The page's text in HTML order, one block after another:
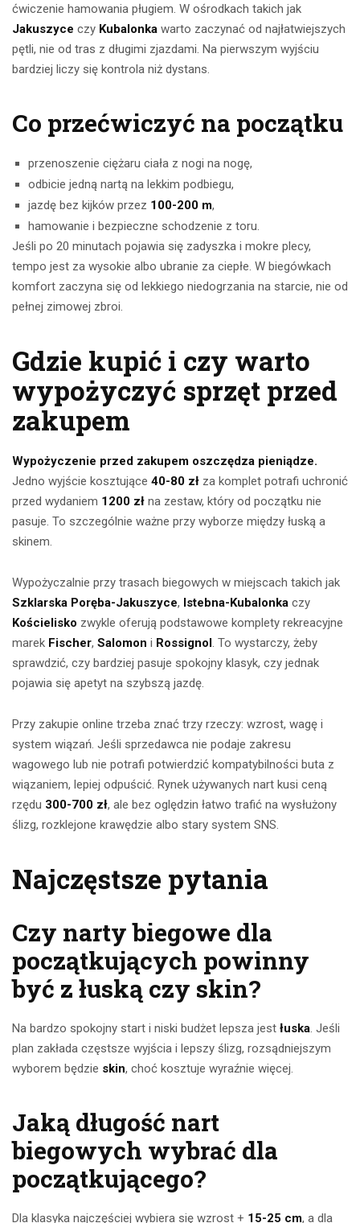
ćwiczenie hamowania pługiem. W ośrodkach takich jak
Jakuszyce czy Kubalonka warto zaczynać od najłatwiejszych
pętli, nie od tras z długimi zjazdami. Na pierwszym wyjściu
bardziej liczy się kontrola niż dystans.
Co przećwiczyć na początku
przenoszenie ciężaru ciała z nogi na nogę,
odbicie jedną nartą na lekkim podbiegu,
jazdę bez kijków przez 100-200 m,
hamowanie i bezpieczne schodzenie z toru.
Jeśli po 20 minutach pojawia się zadyszka i mokre plecy,
tempo jest za wysokie albo ubranie za ciepłe. W biegówkach
komfort zaczyna się od lekkiego niedogrzania na starcie, nie od
pełnej zimowej zbroi.
Gdzie kupić i czy warto
wypożyczyć sprzęt przed
zakupem
Wypożyczenie przed zakupem oszczędza pieniądze.
Jedno wyjście kosztujące 40-80 zł za komplet potrafi uchronić
przed wydaniem 1200 zł na zestaw, który od początku nie
pasuje. To szczególnie ważne przy wyborze między łuską a
skinem.
Wypożyczalnie przy trasach biegowych w miejscach takich jak
Szklarska Poręba-Jakuszyce, Istebna-Kubalonka czy
Kościelisko zwykle oferują podstawowe komplety rekreacyjne
marek Fischer, Salomon i Rossignol . To wystarczy, żeby
sprawdzić, czy bardziej pasuje spokojny klasyk, czy jednak
pojawia się apetyt na szybszą jazdę.
Przy zakupie online trzeba znać trzy rzeczy: wzrost, wagę i
system wiązań. Jeśli sprzedawca nie podaje zakresu
wagowego lub nie potrafi potwierdzić kompatybilności buta z
wiązaniem, lepiej odpuścić. Rynek używanych nart kusi ceną
rzędu 300-700 zł, ale bez oględzin łatwo trafić na wysłużony
ślizg, rozklejone krawędzie albo stary system SNS.
Najczęstsze pytania
Czy narty biegowe dla
początkujących powinny
być z łuską czy skin?
Na bardzo spokojny start i niski budżet lepsza jest łuska. Jeśli
plan zakłada częstsze wyjścia i lepszy ślizg, rozsądniejszym
wyborem będzie skin, choć kosztuje wyraźnie więcej.
Jaką długość nart
biegowych wybrać dla
początkującego?
Dla klasyka najczęściej wybiera się wzrost + 15-25 cm, a dla